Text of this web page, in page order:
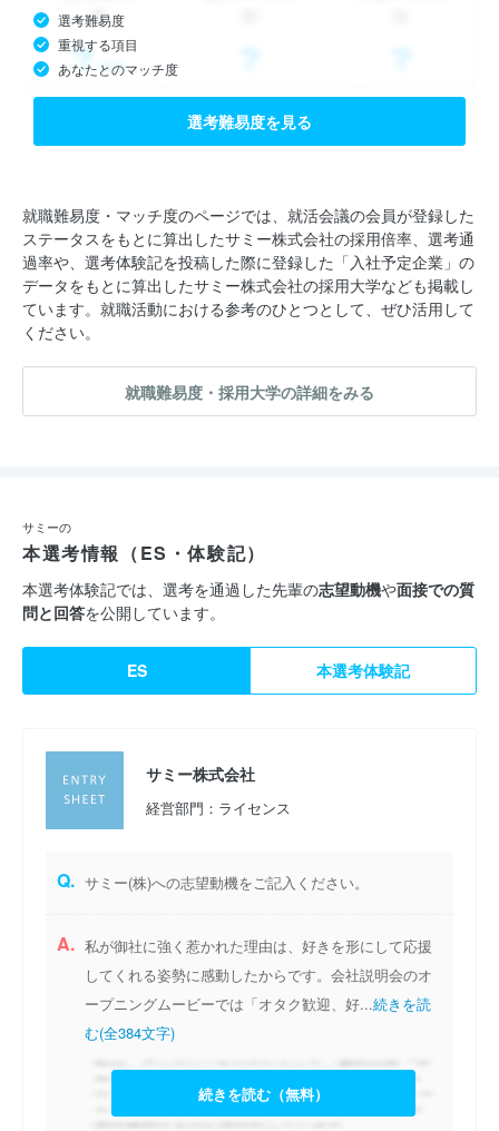
選考難易度
重視する項目
あなたとのマッチ度
選考難易度を見る
就職難易度・マッチ度のページでは、就活会議の会員が登録した
ステータスをもとに算出したサミー株式会社の採用倍率、選考通
過率や、選考体験記を投稿した際に登録した「入社予定企業」の
データをもとに算出したサミー株式会社の採用大学なども掲載し
ています。就職活動における参考のひとつとして、ぜひ活用して
ください。
就職難易度・採用大学の詳細をみる
サミーの
本選考情報（ES・体験記）
本選考体験記では、選考を通過した先輩の志望動機や面接での質
問と回答を公開しています。
ES 本選考体験記
サミー株式会社
経営部門：ライセンス
Q. サミー(株)への志望動機をご記入ください。
A. 私が御社に強く惹かれた理由は、好きを形にして応援
してくれる姿勢に感動したからです。会社説明会のオ
ープニングムービーでは「オタク歓迎、好...続きを読
む(全384文字)
続きを読む（無料）